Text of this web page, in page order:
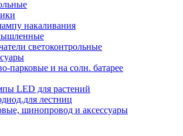
накаливания
светоконтрольные
парковые и на солн. батарее
LED для растений
лестниц
шинопровод и аксессуары